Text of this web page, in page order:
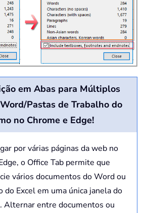
em Abas para Múltiplos
Pastas de Trabalho do
no Chrome e Edge!
por várias páginas da web no
o Office Tab permite que
vários documentos do Word ou
do Excel em uma única janela do
Alternar entre documentos ou